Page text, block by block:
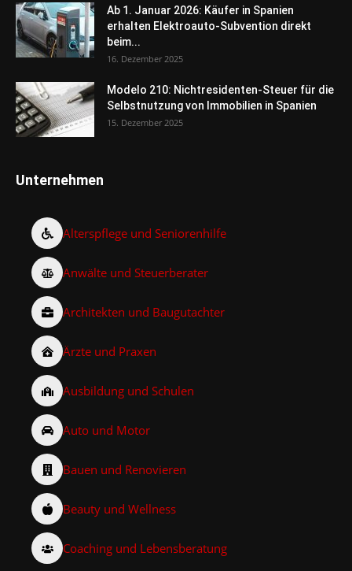
Ab 1. Januar 2026: Käufer in Spanien
erhalten Elektroauto-Subvention direkt
beim...
16. Dezember 2025
Modelo 210: Nichtresidenten-Steuer für die
Selbstnutzung von Immobilien in Spanien
15. Dezember 2025
Unternehmen
Alterspflege und Seniorenhilfe
Anwälte und Steuerberater
Architekten und Baugutachter
Ärzte und Praxen
Ausbildung und Schulen
Auto und Motor
Bauen und Renovieren
Beauty und Wellness
Coaching und Lebensberatung